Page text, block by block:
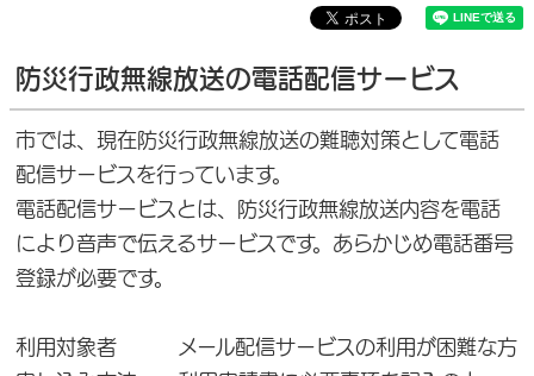
防災行政無線放送の電話配信サービス
市では、現在防災行政無線放送の難聴対策として電話
配信サービスを行っています。
電話配信サービスとは、防災行政無線放送内容を電話
により音声で伝えるサービスです。あらかじめ電話番号
登録が必要です。
利用対象者 メール配信サービスの利用が困難な方